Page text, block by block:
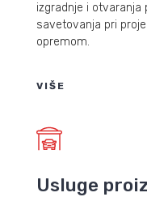
izgradnje i otvaranja
savetovanja pri
opremom.
VIŠE
Usluge